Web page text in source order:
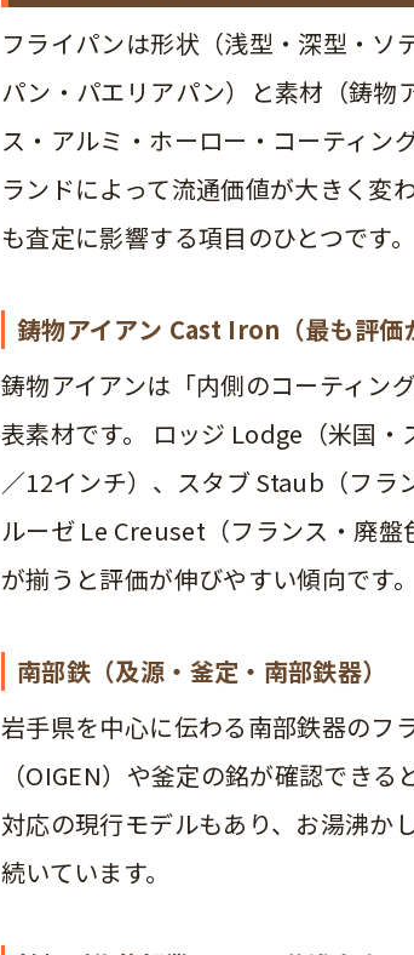
フライパンは形状（浅型・深型・
パン・パエリアパン）と素材（鋳物
ス・アルミ・ホーロー・コーティン
ランドによって流通価値が大きく変
も査定に影響する項目のひとつです。
鋳物アイアン Cast Iron（最も評価
鋳物アイアンは「内側のコーティン
表素材です。 ロッジ Lodge（米国
／12インチ）、スタブ Staub（フラ
ルーゼ Le Creuset（フランス・廃
が揃うと評価が伸びやすい傾向です。
南部鉄（及源・釜定・南部鉄器）
岩手県を中心に伝わる南部鉄器のフ
（OIGEN）や釜定の銘が確認でき
対応の現行モデルもあり、お湯沸か
続いています。